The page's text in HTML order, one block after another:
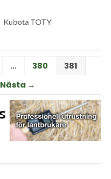
Kubota TOTY
… 380
381
Nästa →